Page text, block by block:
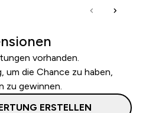
vorhanden.
um die Chance zu haben,
zu gewinnen.
ERSTELLEN